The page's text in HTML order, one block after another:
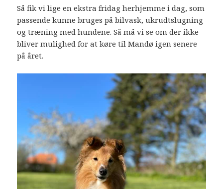
Så fik vi lige en ekstra fridag herhjemme i dag, som
passende kunne bruges på bilvask, ukrudtslugning
og træning med hundene. Så må vi se om der ikke
bliver mulighed for at køre til Mandø igen senere
på året.